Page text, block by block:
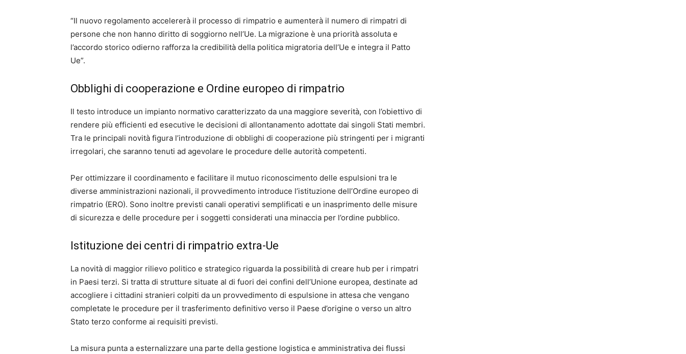
“Il nuovo regolamento accelererà il processo di rimpatrio e aumenterà il numero di rimpatri di
persone che non hanno diritto di soggiorno nell’Ue. La migrazione è una priorità assoluta e
l’accordo storico odierno rafforza la credibilità della politica migratoria dell’Ue e integra il Patto
Ue”.
Obblighi di cooperazione e Ordine europeo di rimpatrio
Il testo introduce un impianto normativo caratterizzato da una maggiore severità, con l’obiettivo di
rendere più efficienti ed esecutive le decisioni di allontanamento adottate dai singoli Stati membri.
Tra le principali novità figura l’introduzione di obblighi di cooperazione più stringenti per i migranti
irregolari, che saranno tenuti ad agevolare le procedure delle autorità competenti.
Per ottimizzare il coordinamento e facilitare il mutuo riconoscimento delle espulsioni tra le
diverse amministrazioni nazionali, il provvedimento introduce l’istituzione dell’Ordine europeo di
rimpatrio (ERO). Sono inoltre previsti canali operativi semplificati e un inasprimento delle misure
di sicurezza e delle procedure per i soggetti considerati una minaccia per l’ordine pubblico.
Istituzione dei centri di rimpatrio extra-Ue
La novità di maggior rilievo politico e strategico riguarda la possibilità di creare hub per i rimpatri
in Paesi terzi. Si tratta di strutture situate al di fuori dei confini dell’Unione europea, destinate ad
accogliere i cittadini stranieri colpiti da un provvedimento di espulsione in attesa che vengano
completate le procedure per il trasferimento definitivo verso il Paese d’origine o verso un altro
Stato terzo conforme ai requisiti previsti.
La misura punta a esternalizzare una parte della gestione logistica e amministrativa dei flussi